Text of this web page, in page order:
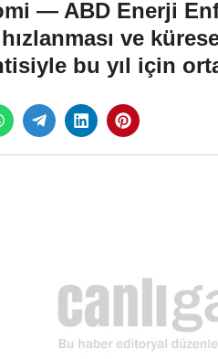
— ABD Enerji
hızlanması ve
bu yıl için